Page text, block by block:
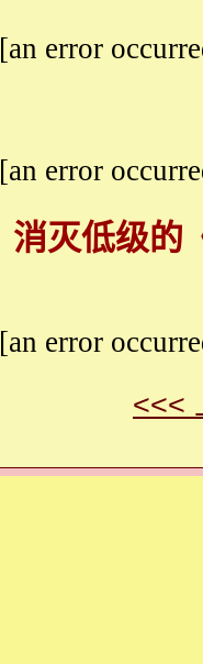
[an error
[an error
消灭低级的
[an error
<<<